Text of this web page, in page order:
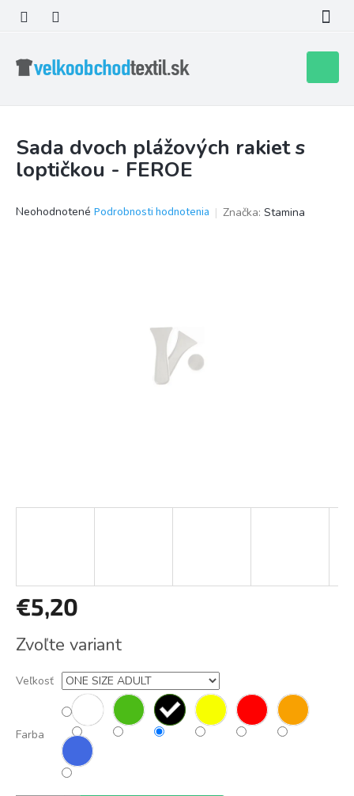
obsah
košík
Sada dvoch plážových rakiet s
loptičkou - FEROE
Priemerné
Neohodnotené Podrobnosti hodnotenia Značka: Stamina
€5,20
cena:
Zvoľte variant
Veľkosť
Farba